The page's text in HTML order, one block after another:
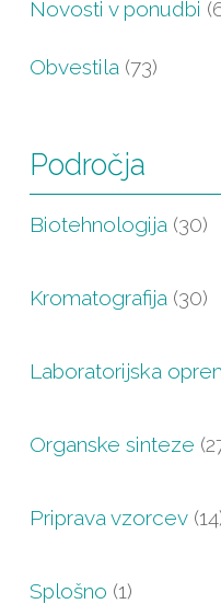
Novosti v ponudbi
Obvestila (73)
Področja
Biotehnologija (30)
Kromatografija (30)
Laboratorijska
Organske sinteze
Priprava vzorcev
Splošno (1)